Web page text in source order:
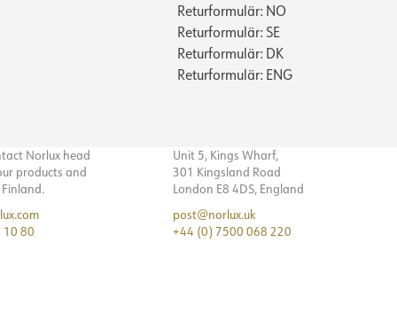
Returformulär: NO
Returformulär: SE
Returformulär: DK
Returformulär: ENG
Norlux head
products and
Finland.
10 80
Unit 5, Kings Wharf,
301 Kingsland Road
London E8 4DS, England
post@norlux.uk
+44 (0) 7500 068 220